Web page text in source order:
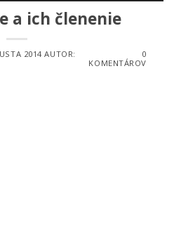
a ich členenie
2014AUTOR:
0
KOMENTÁROV